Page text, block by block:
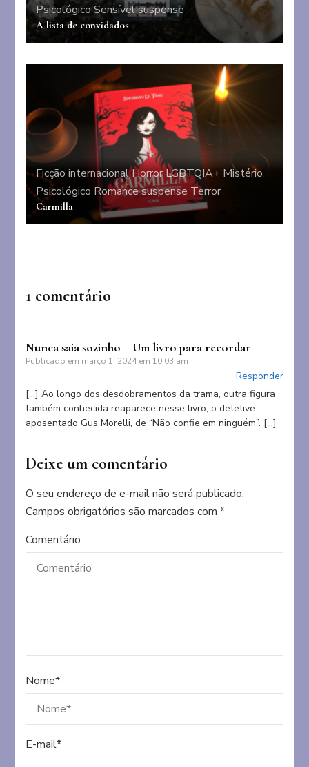
PsicológicoSensívelsuspense
A lista de convidados
Ficção internacionalHorror LGBTQIA+ Mistério
Psicológico Romancesuspense Terror
Carmilla
1 comentário
Nunca saia sozinho – Um livro para recordar
Publicado em março 1, 2024 em 10:03 am
Responder
[…] Ao longo dos desdobramentos da trama, outra figura
também conhecida reaparece nesse livro, o detetive
aposentado Gus Morelli, de “Não confie em ninguém”. […]
Deixe um comentário
O seu endereço de e-mail não será publicado.
Campos obrigatórios são marcados com*
Comentário
Nome*
E-mail*